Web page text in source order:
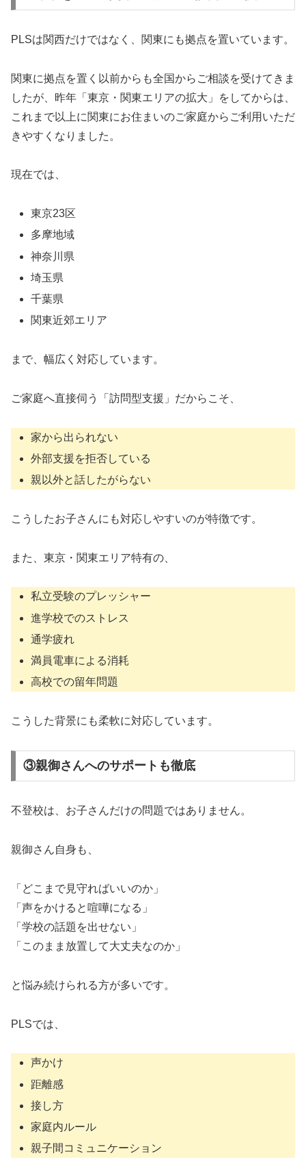
PLSは関西だけではなく、関東にも拠点を置いています。
関東に拠点を置く以前からも全国からご相談を受けてきま
したが、昨年「東京・関東エリアの拡大」をしてからは、
これまで以上に関東にお住まいのご家庭からご利用いただ
きやすくなりました。
現在では、
東京23区
多摩地域
神奈川県
埼玉県
千葉県
関東近郊エリア
まで、幅広く対応しています。
ご家庭へ直接伺う「訪問型支援」だからこそ、
家から出られない
外部支援を拒否している
親以外と話したがらない
こうしたお子さんにも対応しやすいのが特徴です。
また、東京・関東エリア特有の、
私立受験のプレッシャー
進学校でのストレス
通学疲れ
満員電車による消耗
高校での留年問題
こうした背景にも柔軟に対応しています。
③親御さんへのサポートも徹底
不登校は、お子さんだけの問題ではありません。
親御さん自身も、
「どこまで見守ればいいのか」
「声をかけると喧嘩になる」
「学校の話題を出せない」
「このまま放置して大丈夫なのか」
と悩み続けられる方が多いです。
PLSでは、
声かけ
距離感
接し方
家庭内ルール
親子間コミュニケーション